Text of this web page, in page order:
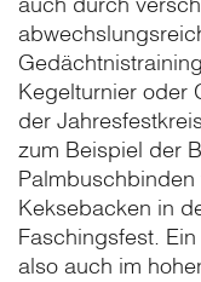
Kegelturnier oder
der
zum Beispiel der
Keksebacken in
Faschingsfest.
also auch im